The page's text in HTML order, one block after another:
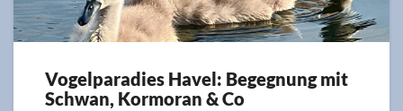
Vogelparadies
Havel:
Vogelparadies Havel: Begegnung mit
Schwan, Kormoran & Co